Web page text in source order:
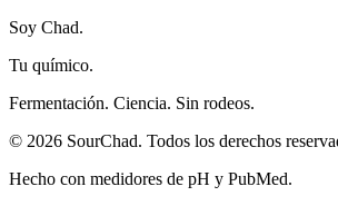
Soy Chad.
Tu químico.
Fermentación. Ciencia. Sin rodeos.
© 2026 SourChad. Todos los derechos
Hecho con medidores de pH y PubMed.